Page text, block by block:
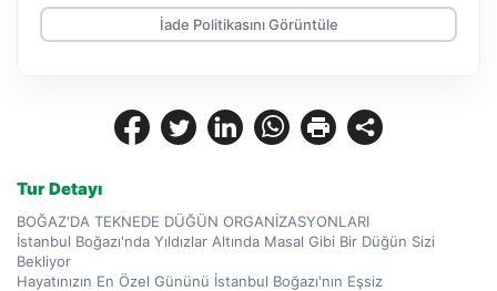
Tur Detayı
BOĞAZ'DA TEKNEDE DÜĞÜN ORGANİZASYONLARI
İstanbul Boğazı'nda Yıldızlar Altında Masal Gibi Bir Düğün Sizi
Bekliyor
Hayatınızın En Özel Gününü İstanbul Boğazı'nın Eşsiz
İade Politikasını Görüntüle